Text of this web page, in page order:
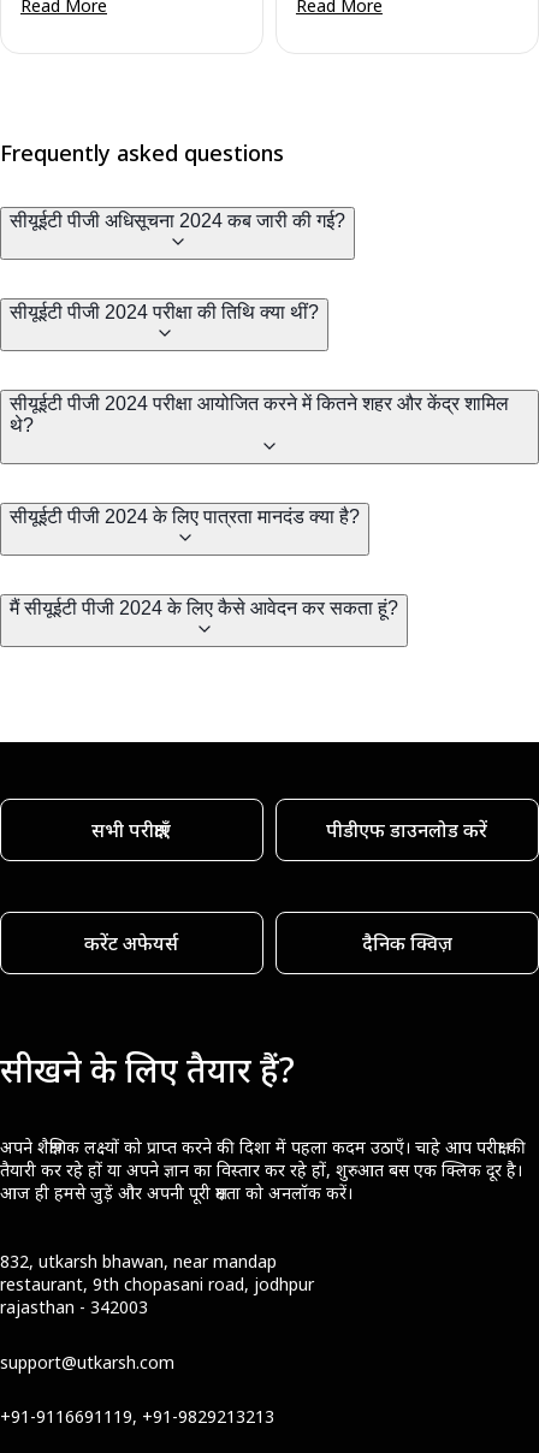
Read More Read More
Frequently asked questions
सीयूईटी पीजी अधिसूचना 2024 कब जारी की गई?
सीयूईटी पीजी 2024 परीक्षा की तिथि क्या थीं?
सीयूईटी पीजी 2024 परीक्षा आयोजित करने में कितने शहर और केंद्र शामिल
थे?
सीयूईटी पीजी 2024 के लिए पात्रता मानदंड क्या है?
मैं सीयूईटी पीजी 2024 के लिए कैसे आवेदन कर सकता हूं?
सभी परीक्षाएँ पीडीएफ डाउनलोड करें
करेंट अफेयर्स दैनिक क्विज़
सीखने के लिए तैयार हैं?
अपने शैक्षणिक लक्ष्यों को प्राप्त करने की दिशा में पहला कदम उठाएँ। चाहे आप परीक्षा की
तैयारी कर रहे हों या अपने ज्ञान का विस्तार कर रहे हों, शुरुआत बस एक क्लिक दूर है।
आज ही हमसे जुड़ें और अपनी पूरी क्षमता को अनलॉक करें।
832, utkarsh bhawan, near mandap
restaurant, 9th chopasani road, jodhpur
rajasthan - 342003
support@utkarsh.com
+91-9116691119, +91-9829213213